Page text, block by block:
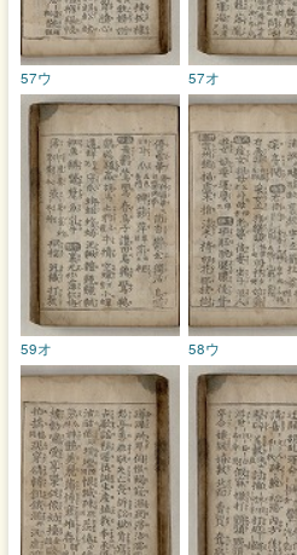
57オ
57ウ
58ウ
59オ